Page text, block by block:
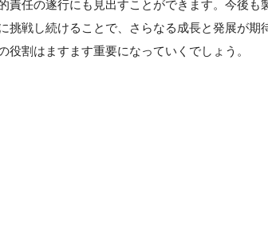
責任の遂行にも見出すことができます。今後も
挑戦し続けることで、さらなる成長と発展が期
割はますます重要になっていくでしょう。